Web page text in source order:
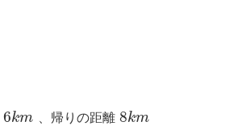
6km 、帰りの距離 8km